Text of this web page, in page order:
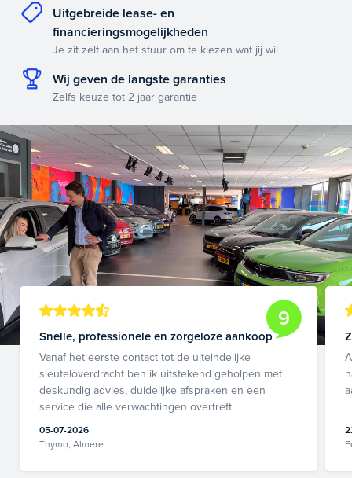
Uitgebreide lease- en
financieringsmogelijkheden
Je zit zelf aan het stuur om te kiezen wat jij wil
Wij geven de langste garanties
Zelfs keuze tot 2 jaar garantie
9
Snelle, professionele en zorgeloze aankoop
Vanaf het eerste contact tot de uiteindelijke
sleuteloverdracht ben ik uitstekend geholpen met
deskundig advies, duidelijke afspraken en een
service die alle verwachtingen overtreft.
05-07-2026
Thymo, Almere